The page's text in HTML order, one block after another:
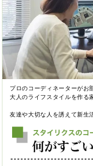
プロのコーディネーターがお
大人のライフスタイルを作る
友達や大切な人を誘えて新生